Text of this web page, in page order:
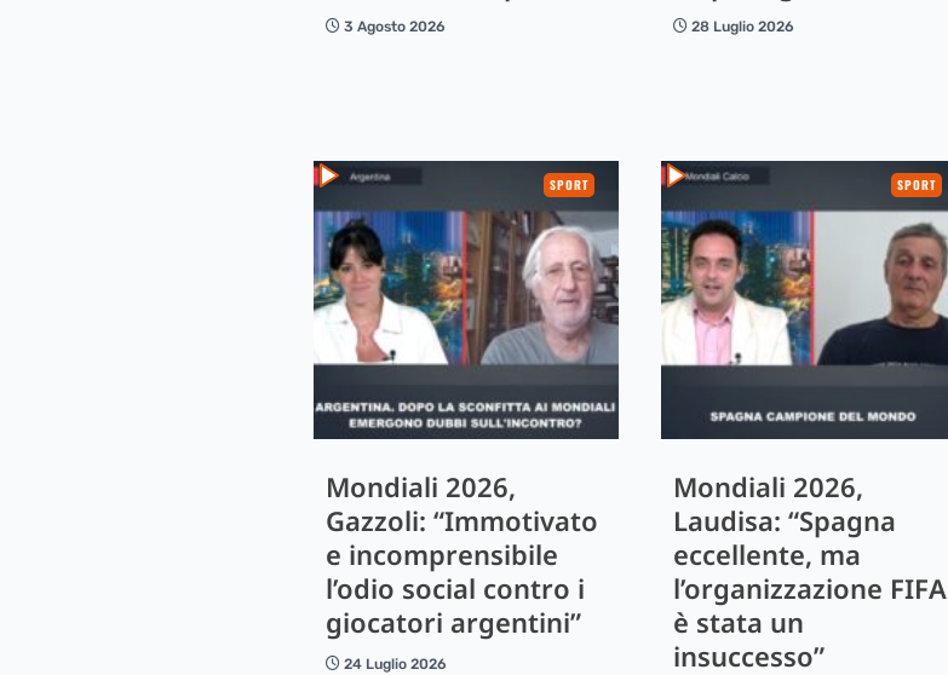
3 Agosto 2026 28 Luglio 2026
SPORT
Mondiali 2026,
Gazzoli: “Immotivato
e incomprensibile
l’odio social contro i
giocatori argentini”
24 Luglio 2026
SPORT
Mondiali 2026,
Laudisa: “Spagna
eccellente, ma
l’organizzazione FIFA
è stata un
insuccesso”